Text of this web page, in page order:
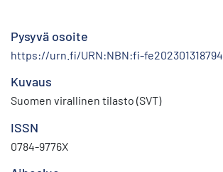
Pysyvä osoite
https://urn.fi/URN:NBN:fi-fe202301318794
Kuvaus
Suomen virallinen tilasto (SVT)
ISSN
0784-9776X